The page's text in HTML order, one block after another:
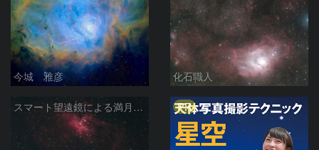
今城 雅彦 化石職人
スマート望遠鏡による満月下の星雲（M16,NGC6960） PR